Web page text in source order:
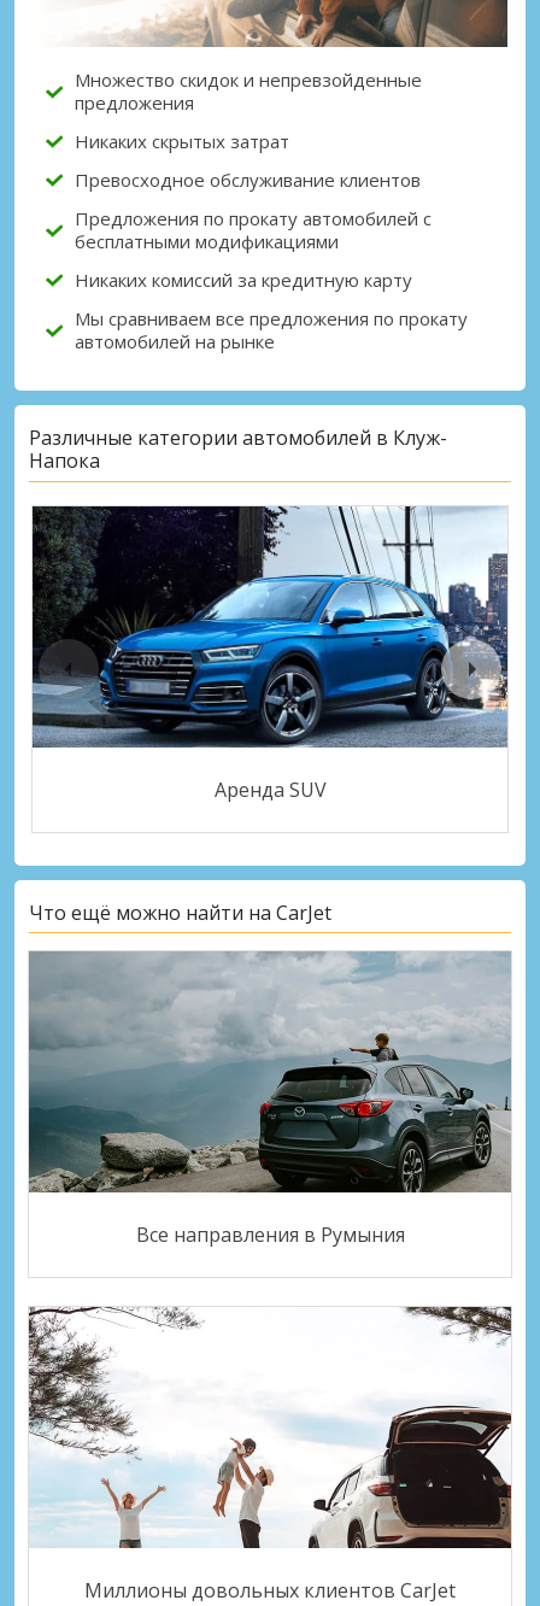
Множество скидок и непревзойденные
предложения
Никаких скрытых затрат
Превосходное обслуживание клиентов
Предложения по прокату автомобилей с
бесплатными модификациями
Никаких комиссий за кредитную карту
Мы сравниваем все предложения по прокату
автомобилей на рынке
Различные категории автомобилей в Клуж-
Напока
Аренда SUV
Что ещё можно найти на CarJet
Все направления в Румыния
Миллионы довольных клиентов CarJet